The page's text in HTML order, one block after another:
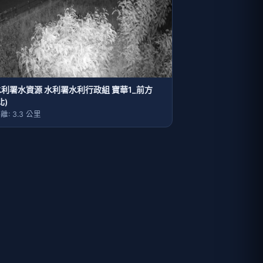
署水資源 水利署水利行政組 寶華1_前方
)
: 3.3 公里